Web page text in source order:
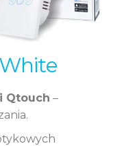
Qtouch –